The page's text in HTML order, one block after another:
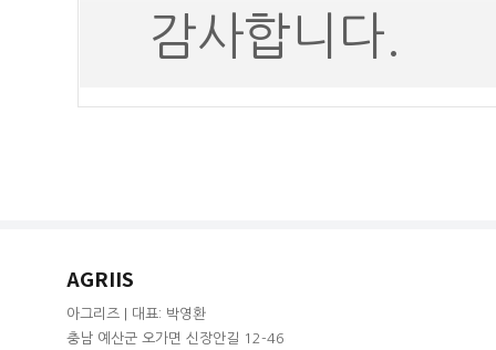
감사합니다.
AGRIIS
아그리즈 | 대표: 박영환
충남 예산군 오가면 신장안길 12-46